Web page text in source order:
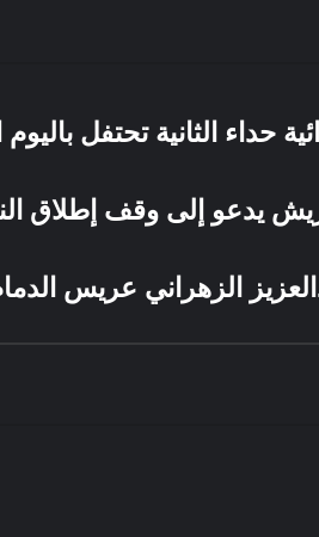
حداء الثانية تحتفل
يدعو إلى وقف إطلاق
الزهراني عريس